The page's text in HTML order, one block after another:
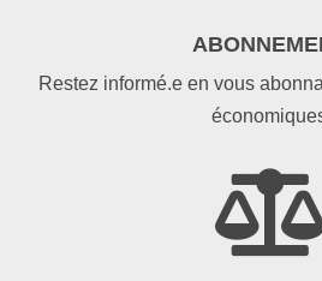
Restez informé.e en vous